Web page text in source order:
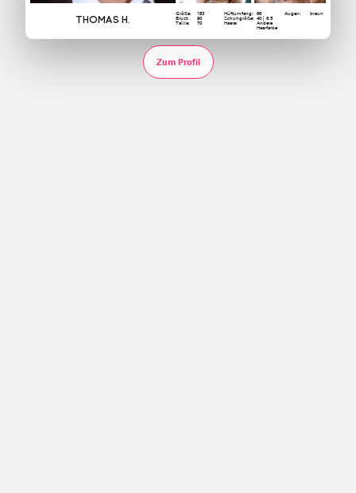
Thomas H.
Größe: 183 Hüftumfang: 66 Augen: braun
Brust: 90 Schuhgröße: 40 | 6.5
Taille: 70 Haare: Andere
Haarfarbe
Zum Profil